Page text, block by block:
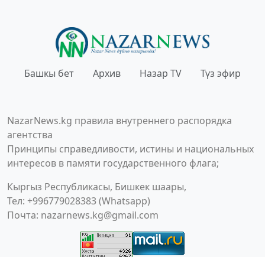
Башкы бет Архив Назар TV Түз эфир
NazarNews.kg правила внутреннего распорядка
агентства
Принципы справедливости, истины и национальных
интересов в памяти государственного флага;
Кыргыз Республикасы, Бишкек шаары,
Тел: +996779028383 (Whatsapp)
Почта: nazarnews.kg@gmail.com